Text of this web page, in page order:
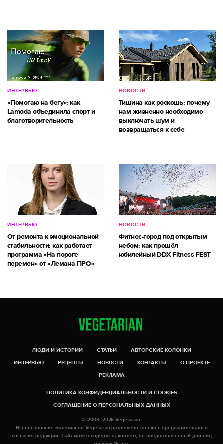
ИНТЕРВЬЮ
«Помогаю на бегу»: как
Lamoda объединила спорт и
благотворительность
НОВОСТИ
Тишина как роскошь: почему
нам жизненно необходимо
выключать шум и
возвращаться к себе
ИНТЕРВЬЮ
От ремонта к эмоциональной
стабильности: как работает
программа «На пороге
перемен» от «Лемана ПРО»
НОВОСТИ
Фитнес-город под открытым
небом: как прошёл
юбилейный DDX Fitness FEST
ЛЮДИ И ИСТОРИИ СТАТЬИ
АВТОРСКИЕ КОЛОНКИ
ИНТЕРВЬЮ
РЕЦЕПТЫ НОВОСТИ КОНТАКТЫ
О ПРОЕКТЕ
РЕКЛАМА
ПОЛИТИКА КОНФИДЕНЦИАЛЬНОСТИ И COOKIES
СОГЛАШЕНИЕ О ПЕРСОНАЛЬНЫХ ДАННЫХ
© 2003–2026 Vegetarian.
Использование материалов Vegetarian разрешено только с предварительного
согласия редакции. Сайт может содержать контент, не предназначенный для лиц